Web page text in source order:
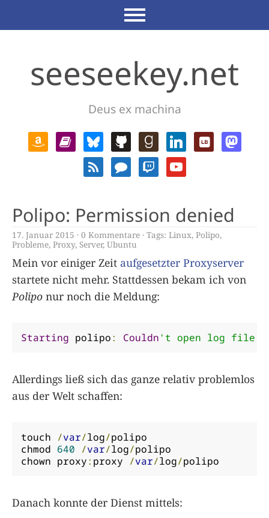
seeseekey.net
Deus ex machina
Polipo: Permission denied
17. Januar 2015 0 Kommentare Tags: Linux, Polipo,
Probleme, Proxy, Server, Ubuntu
Mein vor einiger Zeit aufgesetzter Proxyserver
startete nicht mehr. Stattdessen bekam ich von
Polipo nur noch die Meldung:
Starting polipo: Couldn 't open log file /
Allerdings ließ sich das ganze relativ problemlos
aus der Welt schaffen:
touch /var/log/polipo
chmod 640 /var/log/polipo
chown proxy: proxy /var/log/polipo
Danach konnte der Dienst mittels: